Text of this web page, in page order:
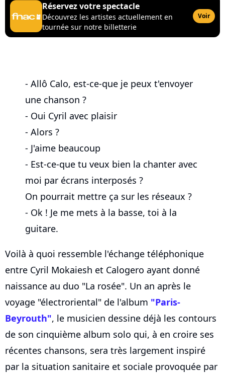
Réservez votre spectacle
Découvrez les artistes actuellement en
tournée sur notre billetterie
Voir
- Allô Calo, est-ce-que je peux t'envoyer
une chanson ?
- Oui Cyril avec plaisir
- Alors ?
- J'aime beaucoup
- Est-ce-que tu veux bien la chanter avec
moi par écrans interposés ?
On pourrait mettre ça sur les réseaux ?
- Ok ! Je me mets à la basse, toi à la
guitare.
Voilà à quoi ressemble l'échange téléphonique
entre Cyril Mokaiesh et Calogero ayant donné
naissance au duo "La rosée". Un an après le
voyage "électroriental" de l'album "Paris-
Beyrouth", le musicien dessine déjà les contours
de son cinquième album solo qui, à en croire ses
récentes chansons, sera très largement inspiré
par la situation sanitaire et sociale provoquée par